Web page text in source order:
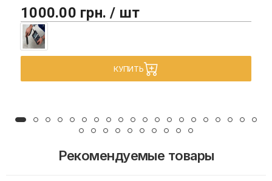
1000.00 грн. / шт
КУПИТЬ
Рекомендуемые товары